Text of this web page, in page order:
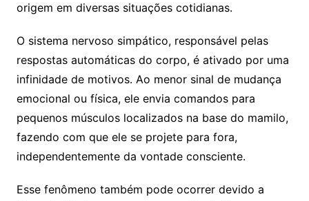
origem em diversas situações cotidianas.
O sistema nervoso simpático, responsável pelas
respostas automáticas do corpo, é ativado por uma
infinidade de motivos. Ao menor sinal de mudança
emocional ou física, ele envia comandos para
pequenos músculos localizados na base do mamilo,
fazendo com que ele se projete para fora,
independentemente da vontade consciente.
Esse fenômeno também pode ocorrer devido a